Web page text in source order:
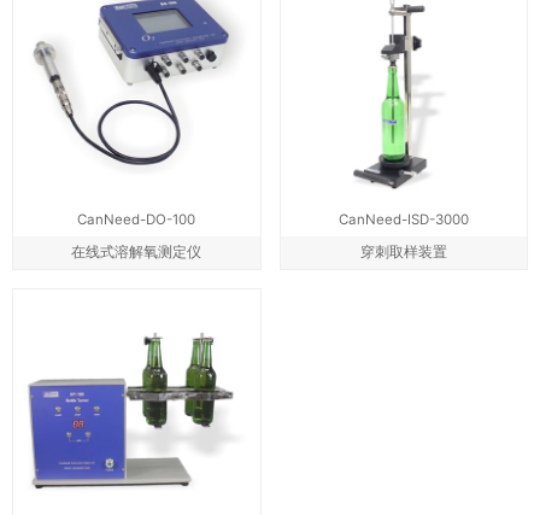
CanNeed-DO-100
在线式溶解氧测定仪
CanNeed-ISD-3000
穿刺取样装置